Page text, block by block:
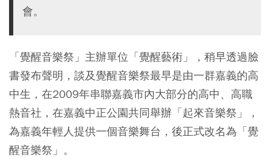
會。
「覺醒音樂祭」主辦單位「覺醒藝術」，稍早透過臉
書發布聲明，談及覺醒音樂祭最早是由一群嘉義的高
中生，在2009年串聯嘉義市內大部分的高中、高職
熱音社，在嘉義中正公園共同舉辦「起來音樂祭」，
為嘉義年輕人提供一個音樂舞台，後正式改名為「覺
醒音樂祭」。